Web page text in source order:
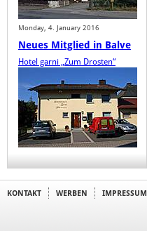
Monday, 4. January 2016
Neues Mitglied in Balve
Hotel garni „Zum Drosten“
KONTAKT WERBEN IMPRESSUM